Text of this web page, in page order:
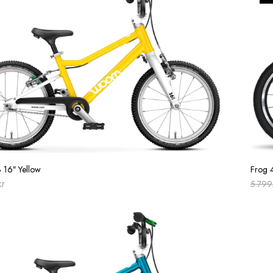
Yellow
Frog